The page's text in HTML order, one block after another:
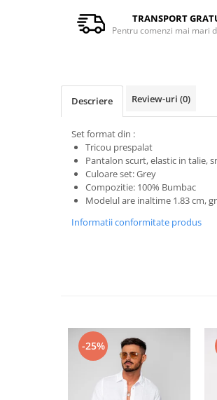
TRANSPORT
Pentru comenzi mai mari
Descriere Review-uri (0)
Set format din :
Tricou prespalat
Pantalon scurt, elastic in talie,
Culoare set: Grey
Compozitie: 100% Bumbac
Modelul are inaltime 1.83 cm,
Informatii conformitate produs
-25%